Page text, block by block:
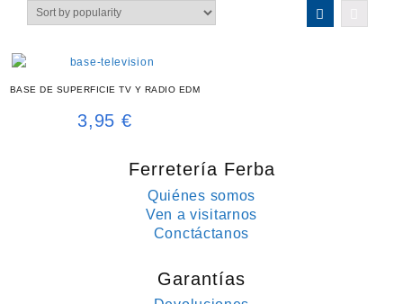
BASE DE SUPERFICIE TV Y RADIO EDM
3,95 €
Ferretería Ferba
Quiénes somos
Ven a visitarnos
Conctáctanos
Garantías